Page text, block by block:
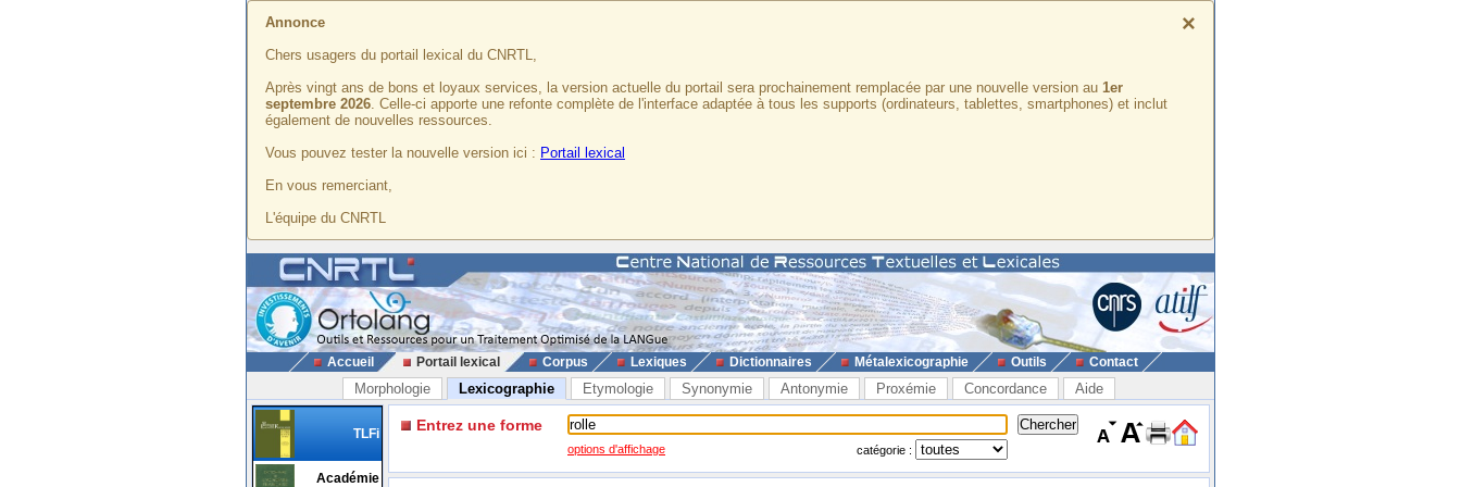
×
Annonce
Chers usagers du portail lexical du CNRTL,
Après vingt ans de bons et loyaux services, la version actuelle du portail sera prochainement remplacée par une nouvelle version au 1er
septembre 2026. Celle-ci apporte une refonte complète de l'interface adaptée à tous les supports (ordinateurs, tablettes, smartphones) et inclut
également de nouvelles ressources.
Vous pouvez tester la nouvelle version ici : Portail lexical
En vous remerciant,
L'équipe du CNRTL
Accueil Portail lexical Corpus Lexiques Dictionnaires Métalexicographie Outils Contact
Morphologie Lexicographie Etymologie Synonymie Antonymie Proxémie Concordance Aide
TLFi
Académie
Entrez une forme
options d'affichage catégorie :